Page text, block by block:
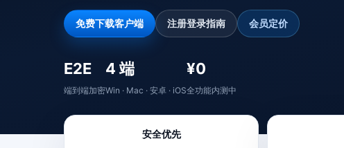
免费下载客户端 注册登录指南 会员定价
E2E
端到端加密
4 端
Win · Mac · 安卓 · iOS
¥0
全功能内测中
安全优先